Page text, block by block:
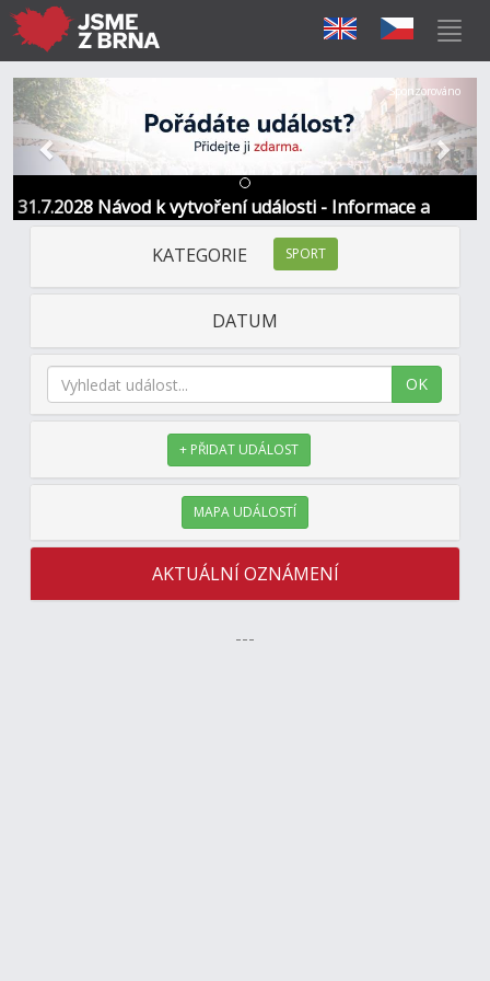
31.7.2028 Návod k vytvoření události - Informace a
kontakt
Předchozí Další
Sponzorováno
KATEGORIE SPORT
DATUM
OK
+ PŘIDAT UDÁLOST
MAPA UDÁLOSTÍ
AKTUÁLNÍ OZNÁMENÍ
---